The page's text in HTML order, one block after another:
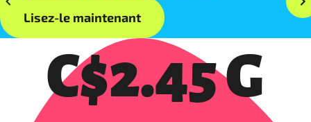
Lisez-le maintenant
C$2.45 G